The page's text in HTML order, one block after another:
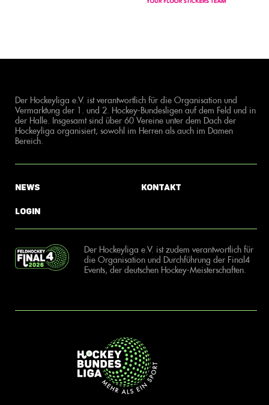
Der Hockeyliga e.V. ist verantwortlich für die Organisation und
Vermarktung der 1. und 2. Hockey-Bundesligen auf dem Feld und in
der Halle. Insgesamt sind über 60 Vereine unter dem Dach der
Hockeyliga organisiert, sowohl im Herren als auch im Damen
Bereich.
News
Login
Kontakt
Der Hockeyliga e.V. ist zudem verantwortlich für
die Organisation und Durchführung der Final4
Events, der deutschen Hockey-Meisterschaften.